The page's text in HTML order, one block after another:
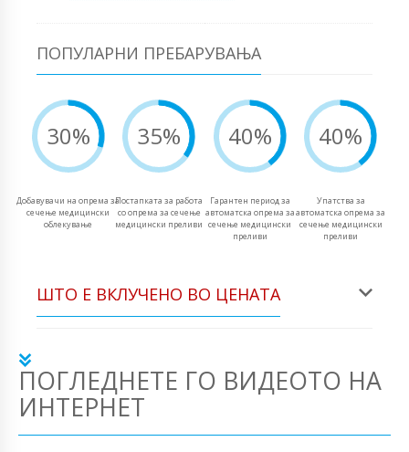
ПОПУЛАРНИ ПРЕБАРУВАЊА
30%
Добавувачи на опрема за
сечење медицински
облекување
35%
Постапката за работа
со опрема за сечење
медицински преливи
40%
Гарантен период за
автоматска опрема за
сечење медицински
преливи
40%
Упатства за
автоматска опрема за
сечење медицински
преливи
ШТО Е ВКЛУЧЕНО ВО ЦЕНАТА
ПОГЛЕДНЕТЕ ГО ВИДЕОТО НА
ИНТЕРНЕТ